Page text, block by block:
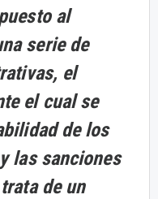
al
serie de
el
el cual se
de los
las sanciones
de un